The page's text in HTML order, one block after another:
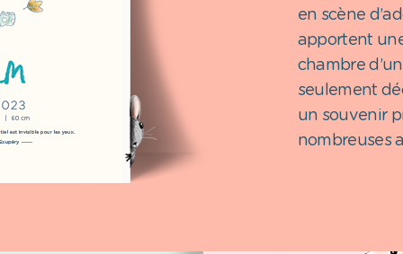
en scène
apportent
chambre
seulement
un souvenir
nombreuses